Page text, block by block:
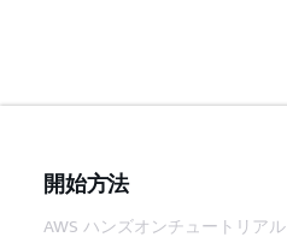
開始方法
AWS ハンズオンチュートリアル